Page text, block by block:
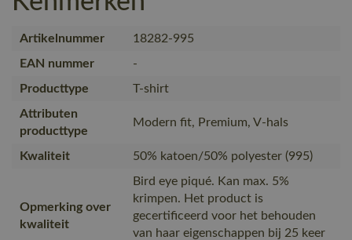
Artikelnummer
18282-995
EAN nummer
-
Producttype
T-shirt
Attributen
producttype
Modern fit, Premium, V-hals
Kwaliteit 50% katoen/50% polyester (995)
Opmerking over
kwaliteit
Bird eye piqué. Kan max. 5%
krimpen. Het product is
gecertificeerd voor het behouden
van haar eigenschappen bij 25 keer